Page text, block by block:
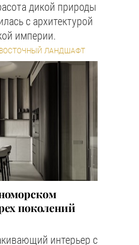
дикой природы
с архитектурой
империи.
ЛАНДШАФТ
поколений
интерьер с